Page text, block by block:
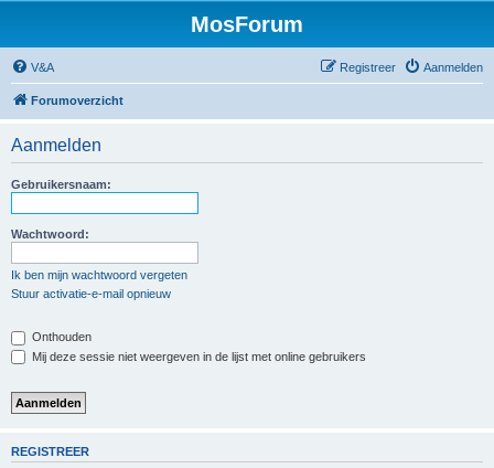
MosForum
V&A Aanmelden
Registreer
Forumoverzicht
Aanmelden
Gebruikersnaam:
Wachtwoord:
Ik ben mijn wachtwoord vergeten
Stuur activatie-e-mail opnieuw
Onthouden
Mij deze sessie niet weergeven in de lijst met online gebruikers
REGISTREER